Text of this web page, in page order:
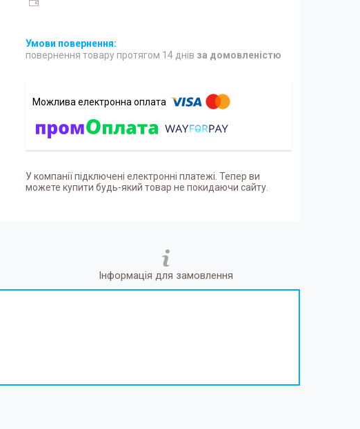
повернення товару протягом 14 днів за домовленістю
У компанії підключені електронні платежі. Тепер ви
можете купити будь-який товар не покидаючи сайту.
Інформація для замовлення